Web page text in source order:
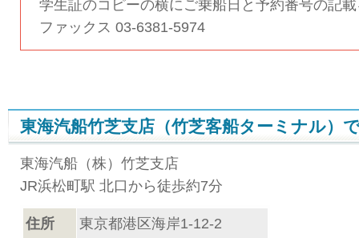
学生証のコピーの横にご乗船日と予約番号の記
ファックス 03-6381-5974
東海汽船竹芝支店（竹芝客船ターミナル）
東海汽船（株）竹芝支店
JR浜松町駅 北口から徒歩約7分
住所
東京都港区海岸1-12-2